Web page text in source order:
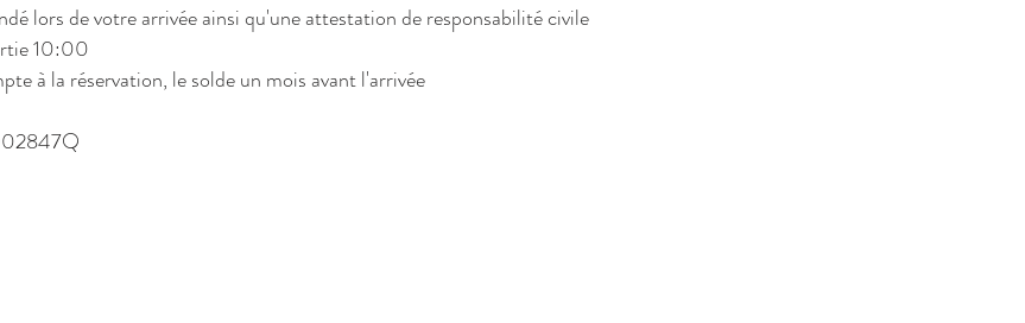
lors de votre arrivée ainsi qu'une attestation de responsabilité civile
10:00
à la réservation, le solde un mois avant l'arrivée